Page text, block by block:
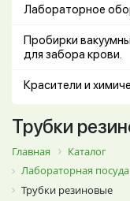
Лабораторное
Пробирки
для забора крови.
Красители и
Трубки
Главная
Каталог
Лабораторная
Трубки резиновые